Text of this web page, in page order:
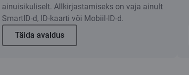
ainuisikuliselt. Allkirjastamiseks on vaja ainult
SmartID‑d, ID‑kaarti või Mobiil‑ID‑d.
Täida avaldus